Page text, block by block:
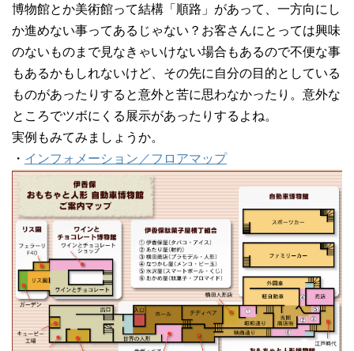
博物館とか美術館って結構「順路」があって、一方向にし
か進めない事ってあるじゃない？お客さんにとっては興味
のないものまで見なきゃいけない場合もあるので不便な事
もあるかもしれないけど、その先に自分の目的としている
ものがあったりすると意外と苦に思わなかったり。意外な
ところでツボにくる展示があったりするよね。
実例もみてみましょうか。
・ インフォメーション／フロアマップ